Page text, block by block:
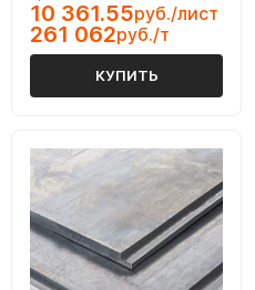
10 361.55руб./лист
261 062руб./т
КУПИТЬ